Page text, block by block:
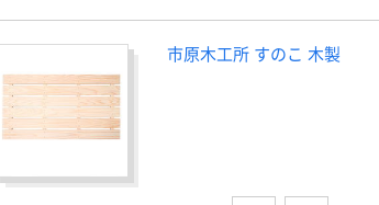
市原木工所 すのこ 木製